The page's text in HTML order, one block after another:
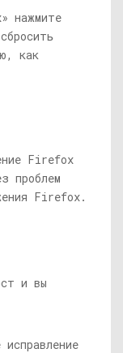
нажмите
как
Firefox
проблем
Firefox.
и вы